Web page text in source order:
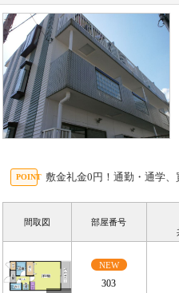
敷金礼金0円！通勤・通学
間取図 部屋番号
NEW
303